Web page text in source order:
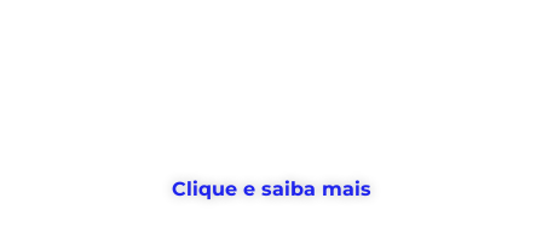
Clique e saiba mais